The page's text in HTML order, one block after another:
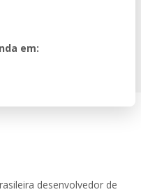
em:
desenvolvedor de